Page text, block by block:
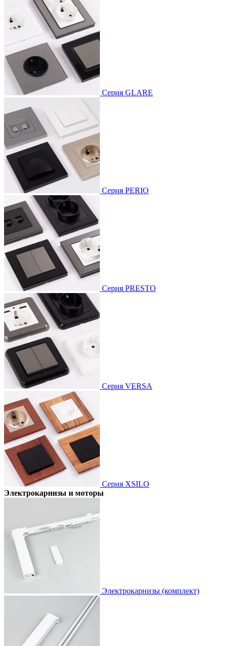
Серия GLARE
Серия PERIO
Серия PRESTO
Серия VERSA
Серия XSILO
Электрокарнизы и моторы
Электрокарнизы (комплект)